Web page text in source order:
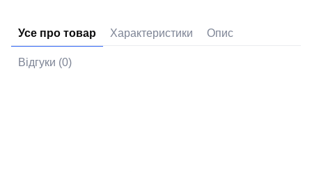
Усе про товар Характеристики Опис
Відгуки (0)